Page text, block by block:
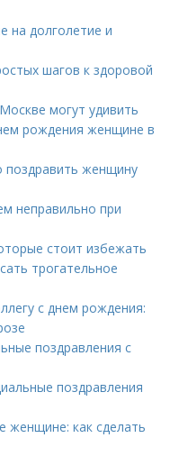
на долголетие и
шагов к здоровой
могут удивить
рождения женщине в
поздравить женщину
неправильно при
стоит избежать
трогательное
с днем рождения:
поздравления с
поздравления
женщине: как сделать